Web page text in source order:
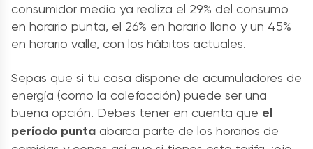
consumidor medio ya realiza el 29% del consumo
en horario punta, el 26% en horario llano y un 45%
en horario valle, con los hábitos actuales.
Sepas que si tu casa dispone de acumuladores de
energía (como la calefacción) puede ser una
buena opción. Debes tener en cuenta que el
período punta abarca parte de los horarios de